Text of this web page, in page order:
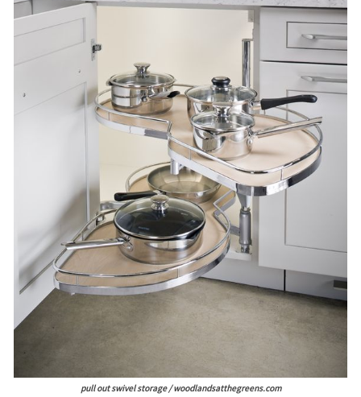
pull out swivel storage / woodlandsatthegreens.com